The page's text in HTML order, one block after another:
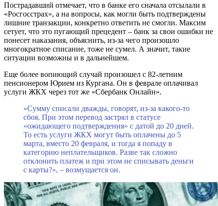
Пострадавший отмечает, что в банке его сначала отсылали в
«Росгосстрах», а на вопросы, как могли быть подтверждены
лишние транзакции, конкретно ответить не смогли. Максим
сетует, что это пугающий прецедент – банк за свои ошибки не
понесет наказания, объяснить, из-за чего произошло
многократное списание, тоже не сумел. А значит, такие
ситуации возможны и в дальнейшем.
Еще более вопиющий случай произошел с 82-летним
пенсионером Юрием из Кургана. Он в феврале оплачивал
услуги ЖКХ через тот же «Сбербанк Онлайн».
«Сумму списали дважды, говорят, из-за какого-то
сбоя. При этом перевод застрял в статусе
«ожидающего подтверждения» с датой до 20 дней.
То есть услуги ЖКХ могут быть оплачены до 5
марта, вместо 20 февраля, и тогда я попаду в
категорию неплательщиков. Разве так сложно
отклонить платеж и при этом не списывать деньги
с карты?», – возмущается он.